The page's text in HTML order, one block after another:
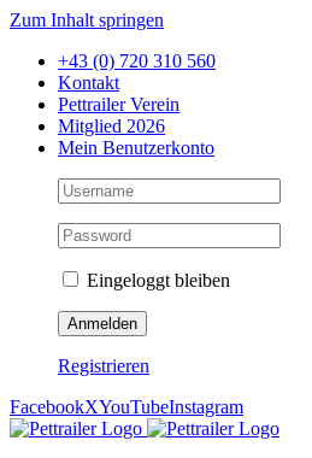
Zum Inhalt springen
+43 (0) 720 310 560
Kontakt
Pettrailer Verein
Mitglied 2026
Mein Benutzerkonto
Eingeloggt bleiben
Registrieren
FacebookXYouTubeInstagram